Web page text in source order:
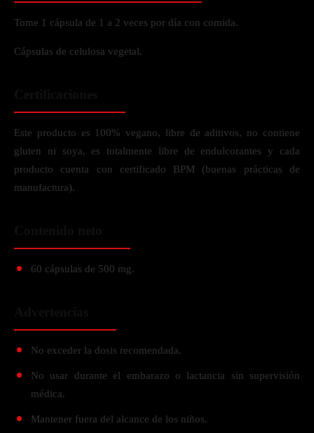
Tome 1 cápsula de 1 a 2 veces por día con comida.
Cápsulas de celulosa vegetal.
Este producto es 100% vegano, libre de aditivos, no contiene
gluten ni soya, es totalmente libre de endulcorantes y cada
producto cuenta con certificado BPM (buenas prácticas de
manufactura).
60 cápsulas de 500 mg.
No exceder la dosis recomendada.
No usar durante el embarazo o lactancia sin supervisión
médica.
Mantener fuera del alcance de los niños.